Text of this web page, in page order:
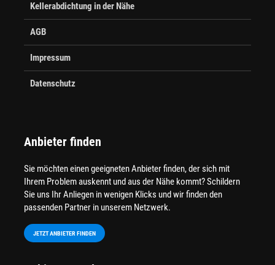
Kellerabdichtung in der Nähe
AGB
Impressum
Datenschutz
Anbieter finden
Sie möchten einen geeigneten Anbieter finden, der sich mit
Ihrem Problem auskennt und aus der Nähe kommt? Schildern
Sie uns Ihr Anliegen in wenigen Klicks und wir finden den
passenden Partner in unserem Netzwerk.
JETZT ANBIETER FINDEN